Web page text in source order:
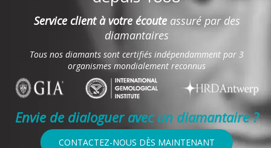
Service client à votre écouteassuré par des
diamantaires
Tous nos diamants sont certifiés indépendamment par 3
organismes mondialement reconnus
Envie de dialoguer avec un diamantaire ?
CONTACTEZ-NOUS DÈS MAINTENANT